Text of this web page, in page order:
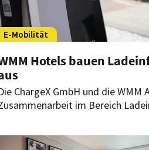
E-Mobilität
Hotels bauen
ChargeX GmbH und die WMM
im Bereich
der
Hotel Betriebs GmbH mit eigener